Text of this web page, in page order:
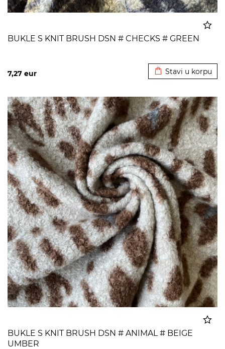
BUKLE S KNIT BRUSH DSN # CHECKS # GREEN
7,27 eur Stavi u korpu
BUKLE S KNIT BRUSH DSN # ANIMAL # BEIGE
UMBER